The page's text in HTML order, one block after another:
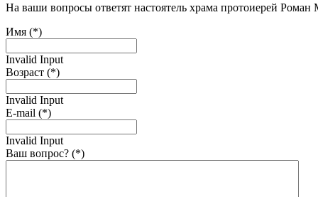
На ваши вопросы ответят настоятель храма протоиерей
Имя (*)
Invalid Input
Возраст (*)
Invalid Input
E-mail (*)
Invalid Input
Ваш вопрос? (*)